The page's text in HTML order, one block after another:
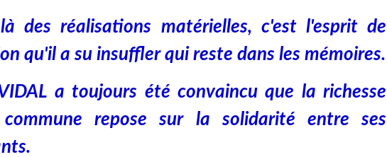
des réalisations matérielles, c'est l'esprit de
qu'il a su insuffler qui reste dans les mémoires.
a toujours été convaincu que la richesse
repose sur la solidarité entre ses